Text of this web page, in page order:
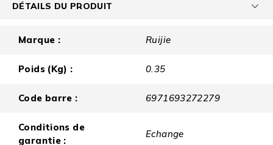
DÉTAILS DU PRODUIT
Marque : Ruijie
Poids (Kg) : 0.35
Code barre : 6971693272279
Conditions de
garantie :
Echange